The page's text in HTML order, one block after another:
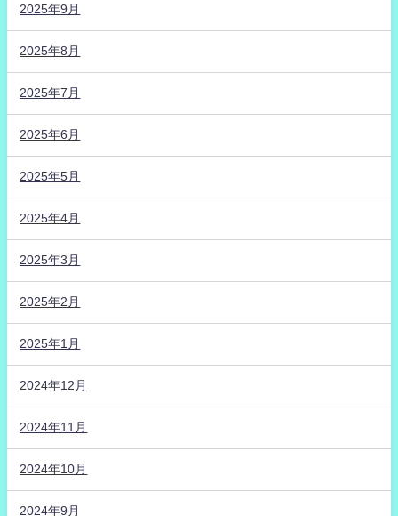
2025年9月
2025年8月
2025年7月
2025年6月
2025年5月
2025年4月
2025年3月
2025年2月
2025年1月
2024年12月
2024年11月
2024年10月
2024年9月